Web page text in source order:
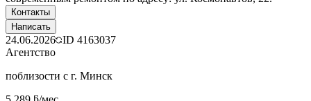
Контакты
Написать
24.06.2026 ID 4163037
Агентство
поблизости с г. Минск